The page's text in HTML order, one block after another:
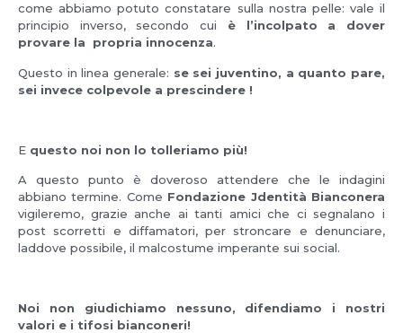
come abbiamo potuto constatare sulla nostra pelle: vale il
principio inverso, secondo cui è l’incolpato a dover
provare la propria innocenza.
Questo in linea generale: se sei juventino, a quanto pare,
sei invece colpevole a prescindere !
E questo noi non lo tolleriamo più!
A questo punto è doveroso attendere che le indagini
abbiano termine. Come Fondazione Jdentità Bianconera
vigileremo, grazie anche ai tanti amici che ci segnalano i
post scorretti e diffamatori, per stroncare e denunciare,
laddove possibile, il malcostume imperante sui social.
Noi non giudichiamo nessuno, difendiamo i nostri
valori e i tifosi bianconeri!